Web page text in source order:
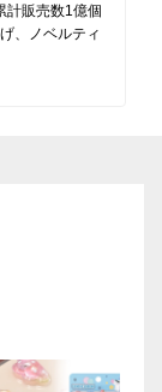
計販売数1億個
、ノベルティ